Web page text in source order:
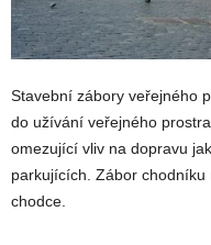
Stavební zábory veřejného
do užívání veřejného
omezující vliv na dopravu
parkujících. Zábor
chodce.